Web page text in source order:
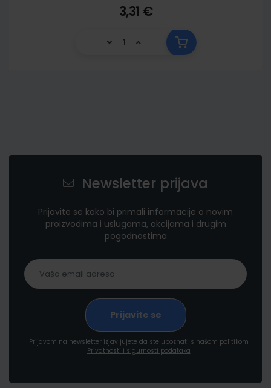
3,31 €
Newsletter prijava
Prijavite se kako bi primali informacije o novim
proizvodima i uslugama, akcijama i drugim
pogodnostima
Prijavom na newsletter izjavljujete da ste upoznati s našom politikom
Privatnosti i sigurnosti podataka